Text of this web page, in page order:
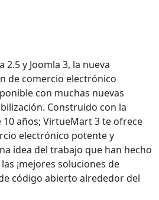
2.5 y Joomla 3, la nueva
de comercio electrónico
con muchas nuevas
Construido con la
10 años; VirtueMart 3 te ofrece
electrónico potente y
idea del trabajo que han hecho
¡mejores soluciones de
código abierto alrededor del